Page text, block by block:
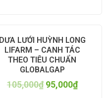
DƯA LƯỚI HUỲNH LONG
LIFARM – CANH TÁC
THEO TIÊU CHUẨN
GLOBALGAP
105,000₫ 95,000₫